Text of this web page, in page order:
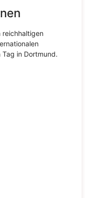
reichhaltigen
in Dortmund.